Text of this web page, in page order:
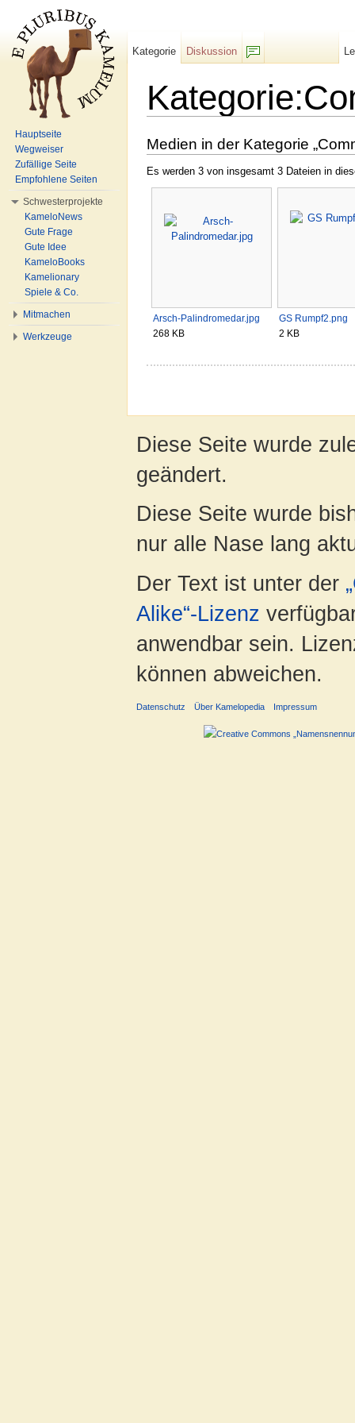
Medien in der Kategorie
Es werden 3 von insgesamt 3 Dateien in
Arsch-Palindromedar.jpg
268 KB
GS Rumpf2.png
2 KB
Kategorie
Diskussion
Hauptseite
Wegweiser
Zufällige Seite
Empfohlene Seiten
Schwesterprojekte
KameloNews
Gute Frage
Gute Idee
KameloBooks
Kamelionary
Spiele & Co.
Mitmachen
Werkzeuge
Diese Seite wurde
geändert.
Diese Seite wurde
nur alle Nase lang
Der Text ist unter der
Alike“-Lizenz
anwendbar sein.
können abweichen.
Datenschutz Über Kamelopedia Impressum